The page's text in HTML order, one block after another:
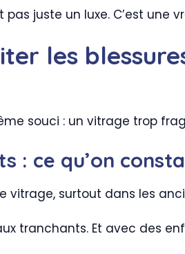
juste un luxe. C’est une
les
souci : un vitrage trop
: ce qu’on
surtout dans les
tranchants. Et avec des